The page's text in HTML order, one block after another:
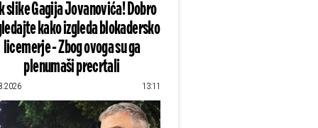
slike Gagija Jovanovića! Dobro
kako izgleda blokadersko
licemerje - Zbog ovoga su ga
plenumaši precrtali
13:11